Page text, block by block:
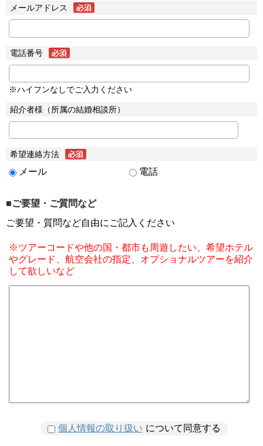
メールアドレス
電話番号
※ハイフンなしでご入力ください
紹介者様（所属の結婚相談所）
希望連絡方法
メール 電話
■ご要望・ご質問など
ご要望・質問など自由にご記入ください
※ツアーコードや他の国・都市も周遊したい、希望ホテル
やグレード、航空会社の指定、オプショナルツアーを紹介
して欲しいなど
個人情報の取り扱い について同意する